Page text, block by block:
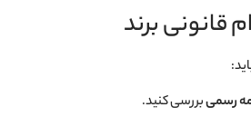
رسمیبررسی کنید.